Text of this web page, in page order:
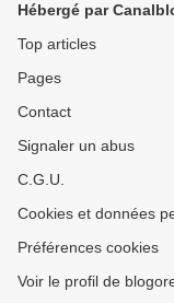
Hébergé par
Top articles
Pages
Contact
Signaler un abus
C.G.U.
Cookies et données
Préférences cookies
Voir le profil de